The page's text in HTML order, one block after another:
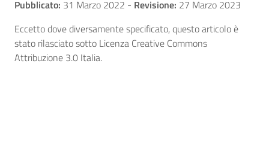
Pubblicato: 31 Marzo 2022 - Revisione: 27 Marzo 2023
Eccetto dove diversamente specificato, questo articolo è
stato rilasciato sotto Licenza Creative Commons
Attribuzione 3.0 Italia.